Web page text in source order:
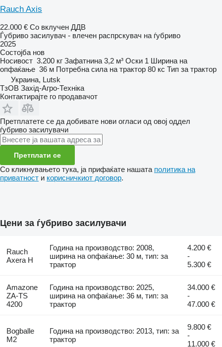
Rauch Axis
22.000 € Со вклучен ДДВ
Ѓубриво засилувач - влечен распрскувач на ѓубриво
2025
Состојба нов
Носивост 3.200 кг Зафатнина 3,2 м³ Оски 1 Ширина на
опфаќање 36 м Потребна сила на трактор 80 кс Тип за трактор
Украина, Lutsk
ТзОВ Захід-Агро-Техніка
Контактирајте го продавачот
Претплатете се да добивате нови огласи од овој оддел
ѓубриво засилувачи
Претплати се
Со кликнувањето тука, ја прифаќате нашата политика на
приватност и корисничкиот договор.
Цени за ѓубриво засилувачи
Rauch
Axera H
Година на производство: 2008,
ширина на опфаќање: 30 м, тип: за
трактор
4.200 €
-
5.300 €
Amazone
ZA-TS
4200
Година на производство: 2025,
ширина на опфаќање: 36 м, тип: за
трактор
34.000 €
-
47.000 €
Bogballe
M2
Година на производство: 2013, тип: за
трактор
9.800 €
-
11.000 €